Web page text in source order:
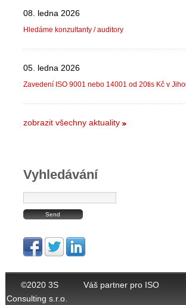
08. ledna 2026
Hledáme konzultanty / auditory
05. ledna 2026
Zavedení ISO 9001 nebo 14001 od 20tis Kč v
zobrazit všechny aktuality
Vyhledávání
©2020 3S
Consulting s.r.o.
Váš partner pro ISO